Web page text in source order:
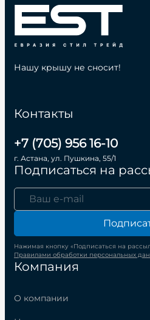
Компания
О компании
Контакты
+7 (705) 956 16-10
г. Астана, ул. Пушкина, 55/1
Подписаться на
Нажимая кнопку «Подписаться на
Правилами обработки персональных
Нашу крышу не сносит!